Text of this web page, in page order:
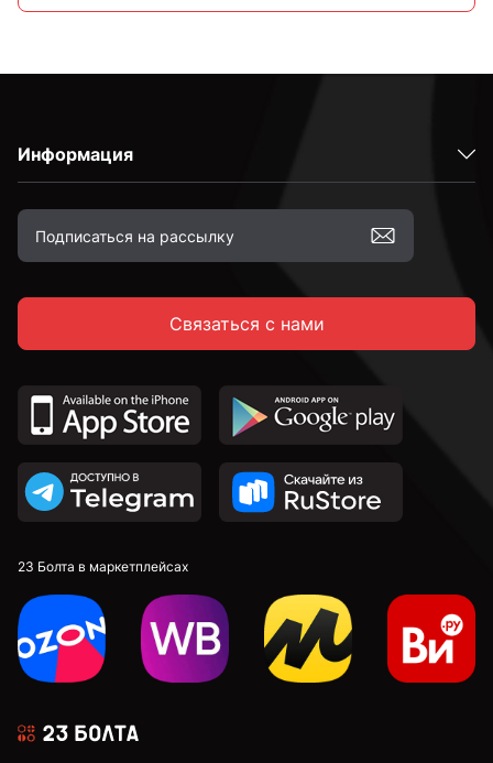
12 мм
18 мм
20 мм
22 мм
24 мм
Информация
Связаться с нами
23 Болта в маркетплейсах